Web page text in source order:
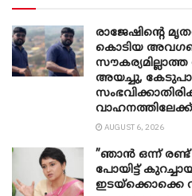
രാജേഷിന്റെ
കൊടിയ
അയച്ചു,
വാഹനത്തിലേക്ക്
AUGUST 6, 2026
”ഞാന്‍ ഒന്ന് രണ്ട്
പോയിട്ട്
ഇടയ്‌ക്കൊക്കെ